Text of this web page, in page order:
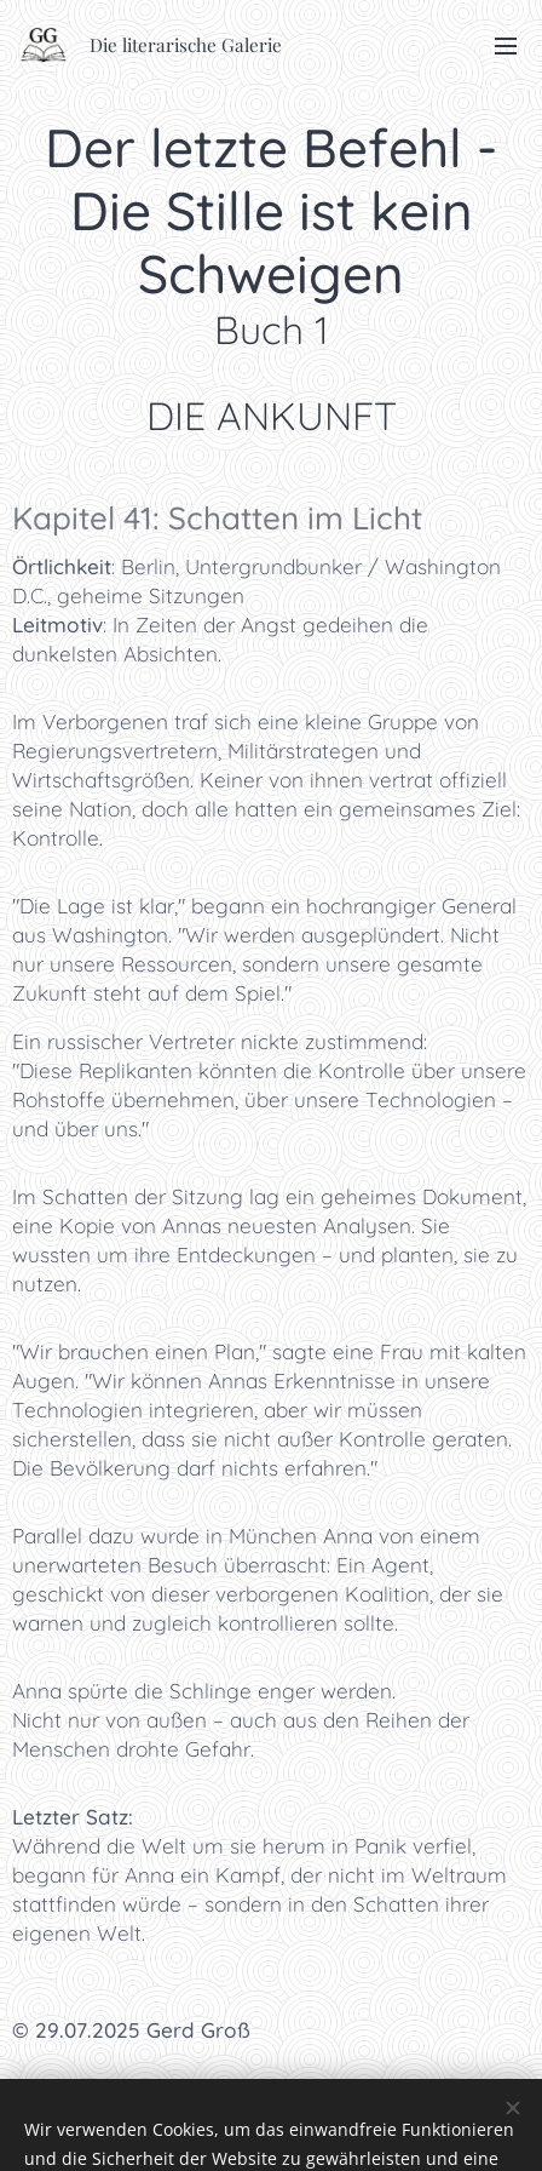
Die literarische Galerie
Der letzte Befehl -
Die Stille ist kein
Schweigen
Buch 1
DIE ANKUNFT
Kapitel 41: Schatten im Licht
Örtlichkeit: Berlin, Untergrundbunker / Washington
D.C., geheime Sitzungen
Leitmotiv: In Zeiten der Angst gedeihen die
dunkelsten Absichten.
Im Verborgenen traf sich eine kleine Gruppe von
Regierungsvertretern, Militärstrategen und
Wirtschaftsgrößen. Keiner von ihnen vertrat offiziell
seine Nation, doch alle hatten ein gemeinsames Ziel:
Kontrolle.
"Die Lage ist klar," begann ein hochrangiger General
aus Washington. "Wir werden ausgeplündert. Nicht
nur unsere Ressourcen, sondern unsere gesamte
Zukunft steht auf dem Spiel."
Ein russischer Vertreter nickte zustimmend:
"Diese Replikanten könnten die Kontrolle über unsere
Rohstoffe übernehmen, über unsere Technologien –
und über uns."
Im Schatten der Sitzung lag ein geheimes Dokument,
eine Kopie von Annas neuesten Analysen. Sie
wussten um ihre Entdeckungen – und planten, sie zu
nutzen.
"Wir brauchen einen Plan," sagte eine Frau mit kalten
Augen. "Wir können Annas Erkenntnisse in unsere
Technologien integrieren, aber wir müssen
sicherstellen, dass sie nicht außer Kontrolle geraten.
Die Bevölkerung darf nichts erfahren."
Parallel dazu wurde in München Anna von einem
unerwarteten Besuch überrascht: Ein Agent,
geschickt von dieser verborgenen Koalition, der sie
warnen und zugleich kontrollieren sollte.
Anna spürte die Schlinge enger werden.
Nicht nur von außen – auch aus den Reihen der
Menschen drohte Gefahr.
Letzter Satz:
Während die Welt um sie herum in Panik verfiel,
begann für Anna ein Kampf, der nicht im Weltraum
stattfinden würde – sondern in den Schatten ihrer
eigenen Welt.
© 29.07.2025 Gerd Groß
Wir verwenden Cookies, um das einwandfreie Funktionieren
und die Sicherheit der Website zu gewährleisten und eine